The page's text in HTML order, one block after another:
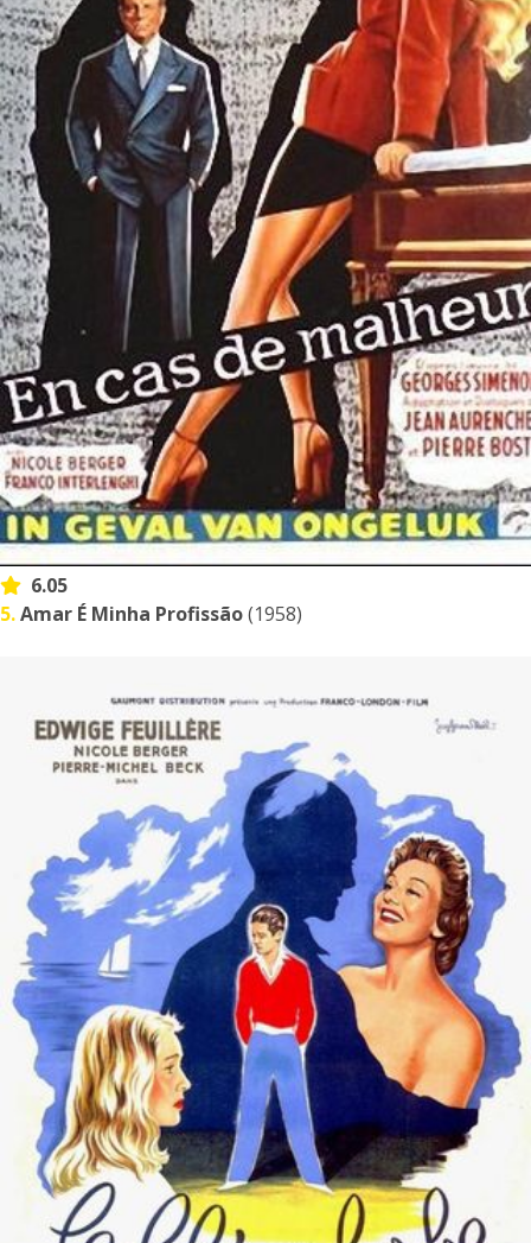
6.05
5.Amar É Minha Profissão(1958)